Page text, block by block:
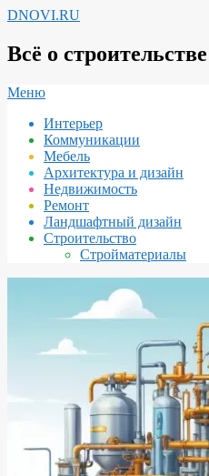
Перейти
содержимому
DNOVI.RU
Всё о
Вторичное
навигации
Меню
Интерьер
Коммуникации
Мебель
Архитектура и дизайн
Недвижимость
Ремонт
Ландшафтный дизайн
Строительство
Стройматериалы